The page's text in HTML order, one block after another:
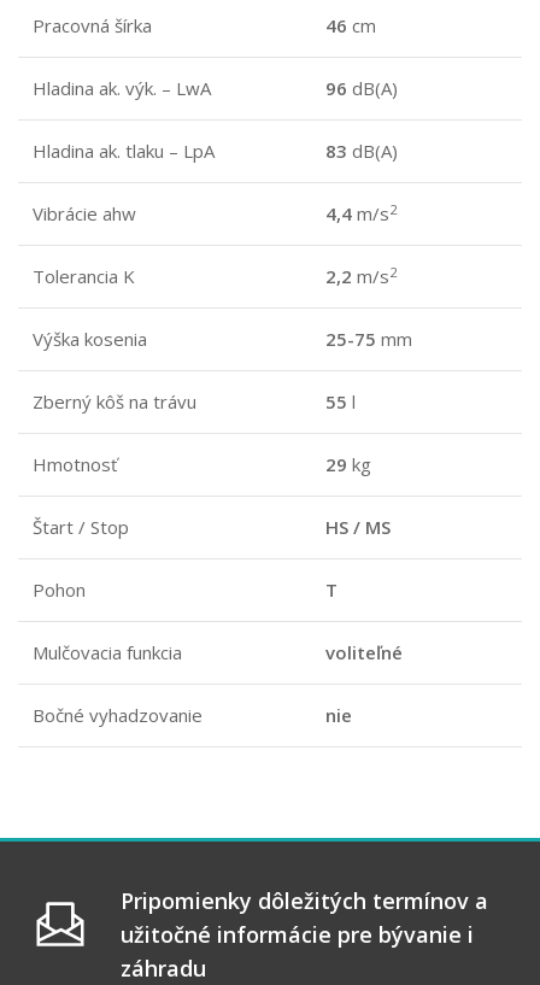
Pracovná šírka 46 cm
Hladina ak. výk. – LwA 96 dB(A)
Hladina ak. tlaku – LpA 83 dB(A)
Vibrácie ahw 4,4 m/s2
Tolerancia K 2,2 m/s2
Výška kosenia 25-75 mm
Zberný kôš na trávu 55 l
Hmotnosť 29 kg
Štart / Stop HS / MS
Pohon T
Mulčovacia funkcia voliteľné
Bočné vyhadzovanie nie
Pripomienky dôležitých termínov a
užitočné informácie pre bývanie i
záhradu